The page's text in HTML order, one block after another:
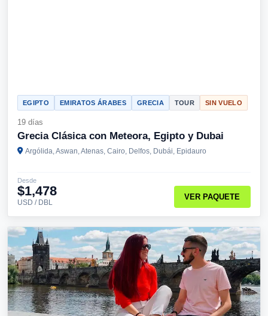
EGIPTO EMIRATOS ÁRABES GRECIA TOUR SIN VUELO
19 días
Grecia Clásica con Meteora, Egipto y Dubai
Argólida, Aswan, Atenas, Cairo, Delfos, Dubái, Epidauro
Desde
$1,478
USD / DBL
VER PAQUETE